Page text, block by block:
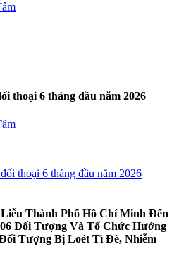
thoại 6 tháng đầu năm 2026
Thành Phố Hồ Chí Minh Đến
Đối Tượng Và Tổ Chức Hướng
Tượng Bị Loét Tì Đè, Nhiễm